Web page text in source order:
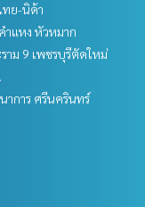
ทย-นิด้า
ำแหง หัวหมาก
าม 9 เพชรบุรีตัดใหม่
การ ศรีนครินทร์